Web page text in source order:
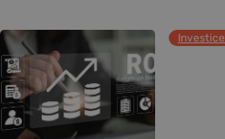
Investice